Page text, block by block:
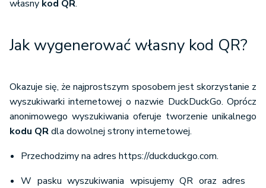
własny kod QR.
Jak wygenerować własny kod QR?
Okazuje się, że najprostszym sposobem jest skorzystanie z
wyszukiwarki internetowej o nazwie DuckDuckGo. Oprócz
anonimowego wyszukiwania oferuje tworzenie unikalnego
kodu QRdla dowolnej strony internetowej.
Przechodzimy na adres https://duckduckgo.com.
W pasku wyszukiwania wpisujemy QR oraz adres